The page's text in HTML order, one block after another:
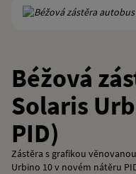
Béžová
Solaris
PID)
Zástěra s grafikou
Urbino 10 v novém nátěru